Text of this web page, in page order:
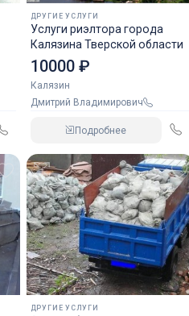
ДРУГИЕ УСЛУГИ
Услуги риэлтора города
Калязина Тверской области
10000 ₽
Калязин
Дмитрий Владимирович
Подробнее
ДРУГИЕ УСЛУГИ